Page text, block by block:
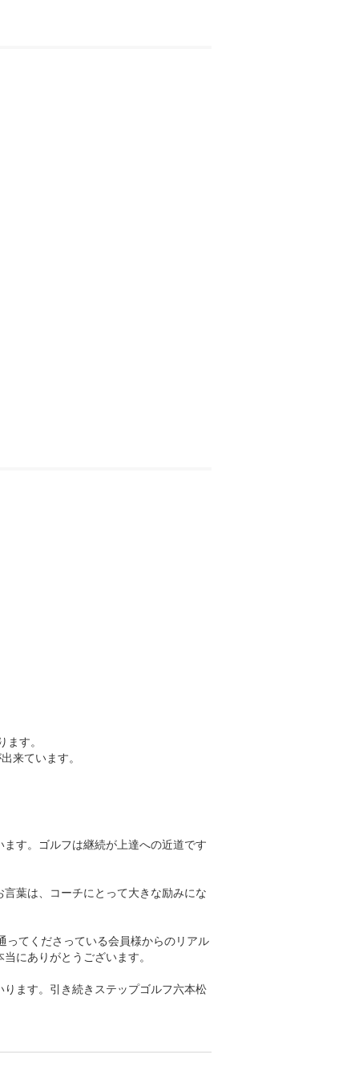
す。
来ています。
す。ゴルフは継続が上達への近道です
葉は、コーチにとって大きな励みにな
ってくださっている会員様からのリアル
にありがとうございます。
ます。引き続きステップゴルフ六本松